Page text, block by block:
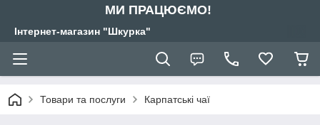
МИ ПРАЦЮЄМО!
Інтернет-магазин "Шкурка"
Товари та послуги Карпатські чаї